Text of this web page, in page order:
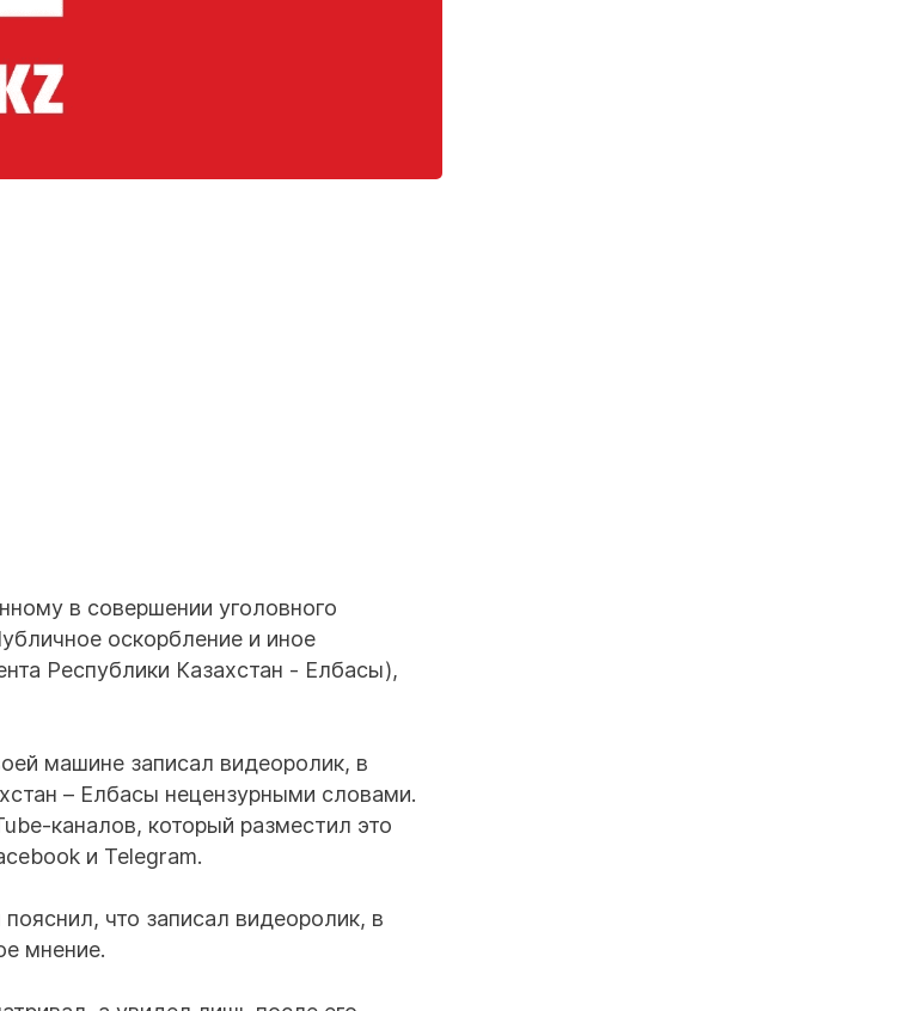
в совершении уголовного
оскорбление и иное
Республики Казахстан - Елбасы),
машине записал видеоролик, в
– Елбасы нецензурными словами.
каналов, который разместил это
и Telegram.
что записал видеоролик, в
мнение.